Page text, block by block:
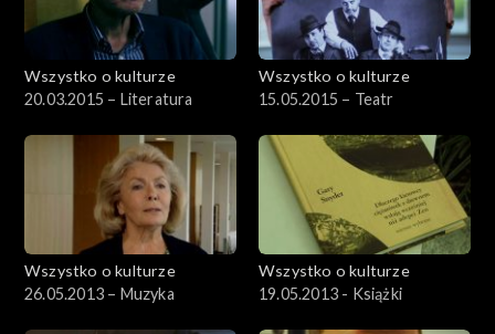
Wszystko o kulturze
20.03.2015 – Literatura
Wszystko o kulturze
15.05.2015 – Teatr
Wszystko o kulturze
26.05.2013 – Muzyka
Wszystko o kulturze
19.05.2013 - Książki